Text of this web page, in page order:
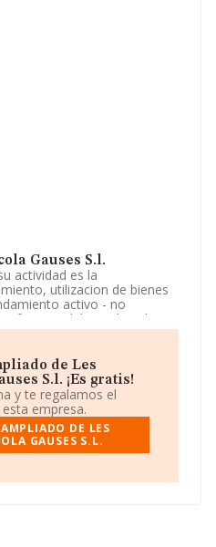
Gauses S.l.
actividad es la
utilizacion de bienes
activo - no
forma valida en derecho,
o utilizacion de los
8559 - 'Otra educación
actividad en mercados
2003/361/CE de la
2003, sobre la definición de
y medianas empresas, la
en INFORMA, el
de Les
S.l. ¡Es gratis!
y te regalamos el
empresa.
DE LES
GAUSES S.L.